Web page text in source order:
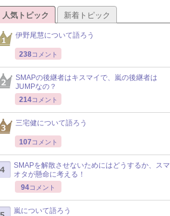
人気トピック 新着トピック
伊野尾慧について語ろう
238コメント
SMAPの後継者はキスマイで、嵐の後継者は
JUMPなの？
214コメント
三宅健について語ろう
107 コメント
SMAPを解散させないためにはどうするか、スマ
オタが懸命に考える！
94コメント
嵐について語ろう